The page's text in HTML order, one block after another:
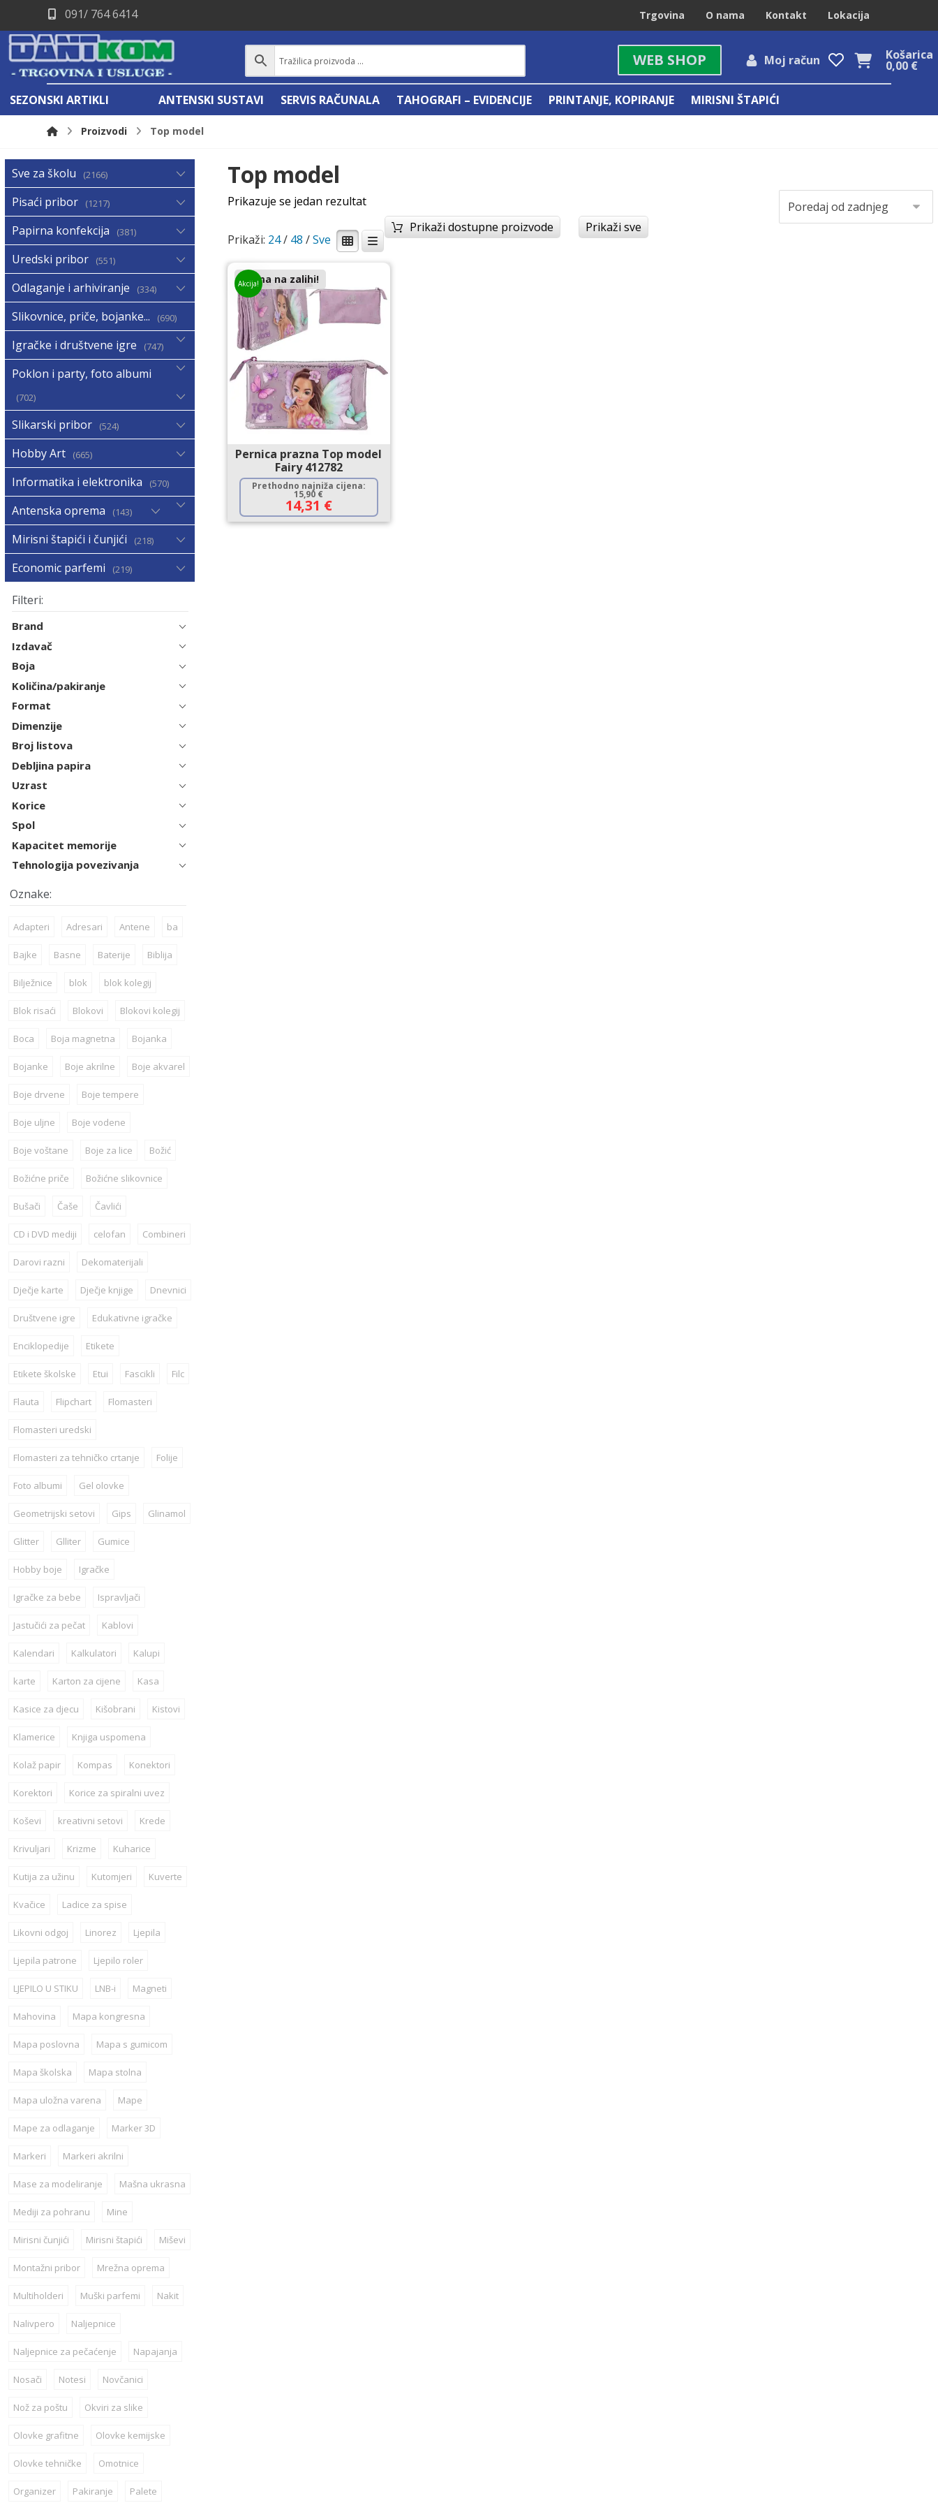
091/ 764 6414 Trgovina O nama Kontakt Lokacija
Košarica
0,00 €
Moj račun
WEB SHOP
SEZONSKI ARTIKLI ANTENSKI SUSTAVI SERVIS RAČUNALA TAHOGRAFI – EVIDENCIJE PRINTANJE, KOPIRANJE MIRISNI ŠTAPIĆI
Proizvodi Top model
Top model
Prikaži dostupne proizvode Prikaži sve
Prikazuje se jedan rezultat
Prikaži: 24/ 48 /
Nema na zalihi!
Pernica prazna Top model
Fairy 412782
Prethodno najniža cijena:
15,90 €
14,31 €
Akcija!
Sve za školu 2166
Pisaći pribor 1217
Papirna konfekcija 381
Uredski pribor 551
Odlaganje i arhiviranje 334
Slikovnice, priče, bojanke... 690
Igračke i društvene igre 747
Poklon i party, foto albumi
702
Slikarski pribor 524
Hobby Art 665
Informatika i elektronika 570
Antenska oprema 143
Mirisni štapići i čunjići 218
Economic parfemi 219
Brand
Izdavač
Boja
Količina/pakiranje
Format
Dimenzije
Broj listova
Debljina papira
Uzrast
Korice
Spol
Kapacitet memorije
Tehnologija povezivanja
Adapteri Adresari Antene ba
Bajke Basne Baterije Biblija
Bilježnice blok blok kolegij
Blok risaći Blokovi Blokovi kolegij
Boca Boja magnetna Bojanka
Bojanke Boje akrilne Boje akvarel
Boje drvene Boje tempere
Boje uljne Boje vodene
Boje voštane Boje za lice Božić
Božićne priče Božićne slikovnice
Bušači Čaše Čavlići
CD i DVD mediji celofan Combineri
Darovi razni Dekomaterijali
Dječje karte Dječje knjige Dnevnici
Društvene igre Edukativne igračke
Enciklopedije Etikete
Etikete školske Etui Fascikli Filc
Flauta Flipchart Flomasteri
Flomasteri uredski
Flomasteri za tehničko crtanje Folije
Foto albumi Gel olovke
Geometrijski setovi Gips Glinamol
Glitter Glliter Gumice
Hobby boje Igračke
Igračke za bebe Ispravljači
Jastučići za pečat Kablovi
Kalendari Kalkulatori Kalupi
karte Karton za cijene Kasa
Kasice za djecu Kišobrani Kistovi
Klamerice Knjiga uspomena
Kolaž papir Kompas Konektori
Korektori Korice za spiralni uvez
Koševi kreativni setovi Krede
Krivuljari Krizme Kuharice
Kutija za užinu Kutomjeri Kuverte
Kvačice Ladice za spise
Likovni odgoj Linorez Ljepila
Ljepila patrone Ljepilo roler
LJEPILO U STIKU LNB-i Magneti
Mahovina Mapa kongresna
Mapa poslovna Mapa s gumicom
Mapa školska Mapa stolna
Mapa uložna varena Mape
Mape za odlaganje Marker 3D
Markeri Markeri akrilni
Mase za modeliranje Mašna ukrasna
Mediji za pohranu Mine
Mirisni čunjići Mirisni štapići Miševi
Montažni pribor Mrežna oprema
Multiholderi Muški parfemi Nakit
Nalivpero Naljepnice
Naljepnice za pečaćenje Napajanja
Nosači Notesi Novčanici
Nož za poštu Okviri za slike
Olovke grafitne Olovke kemijske
Olovke tehničke Omotnice
Organizer Pakiranje Palete